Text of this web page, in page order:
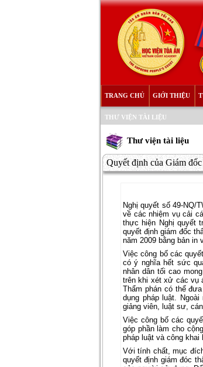
TRANG CHỦ GIỚI THIỆU
THƯ VIỆN TÀI LIỆU
Thư viện tài liệu
Quyết định của Giám
Nghị quyết số 49-NQ/
về các nhiệm vụ cải
thực hiện Nghị quyết
quyết định giám đốc
năm 2009 bằng bản in
Việc công bố các
có ý nghĩa hết sức
nhân dân tối cao
trên khi xét xử các vụ
Thẩm phán có thể
dụng pháp luật.
giảng viên, luật sư,
Việc công bố các
góp phần làm cho
pháp luật và công
Với tính chất, mục
quyết định giám đóc